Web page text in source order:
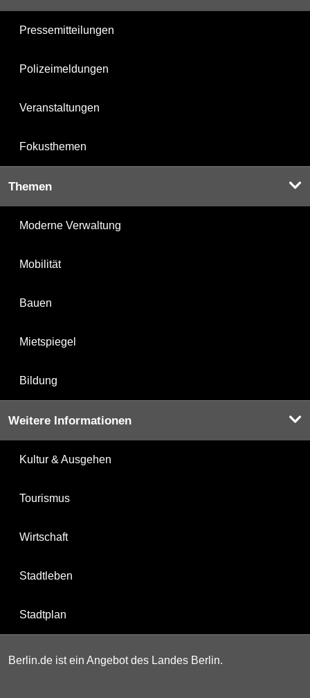
Pressemitteilungen
Polizeimeldungen
Veranstaltungen
Fokusthemen
Themen
Moderne Verwaltung
Mobilität
Bauen
Mietspiegel
Bildung
Weitere Informationen
Kultur & Ausgehen
Tourismus
Wirtschaft
Stadtleben
Stadtplan
Berlin.de ist ein Angebot des Landes Berlin.